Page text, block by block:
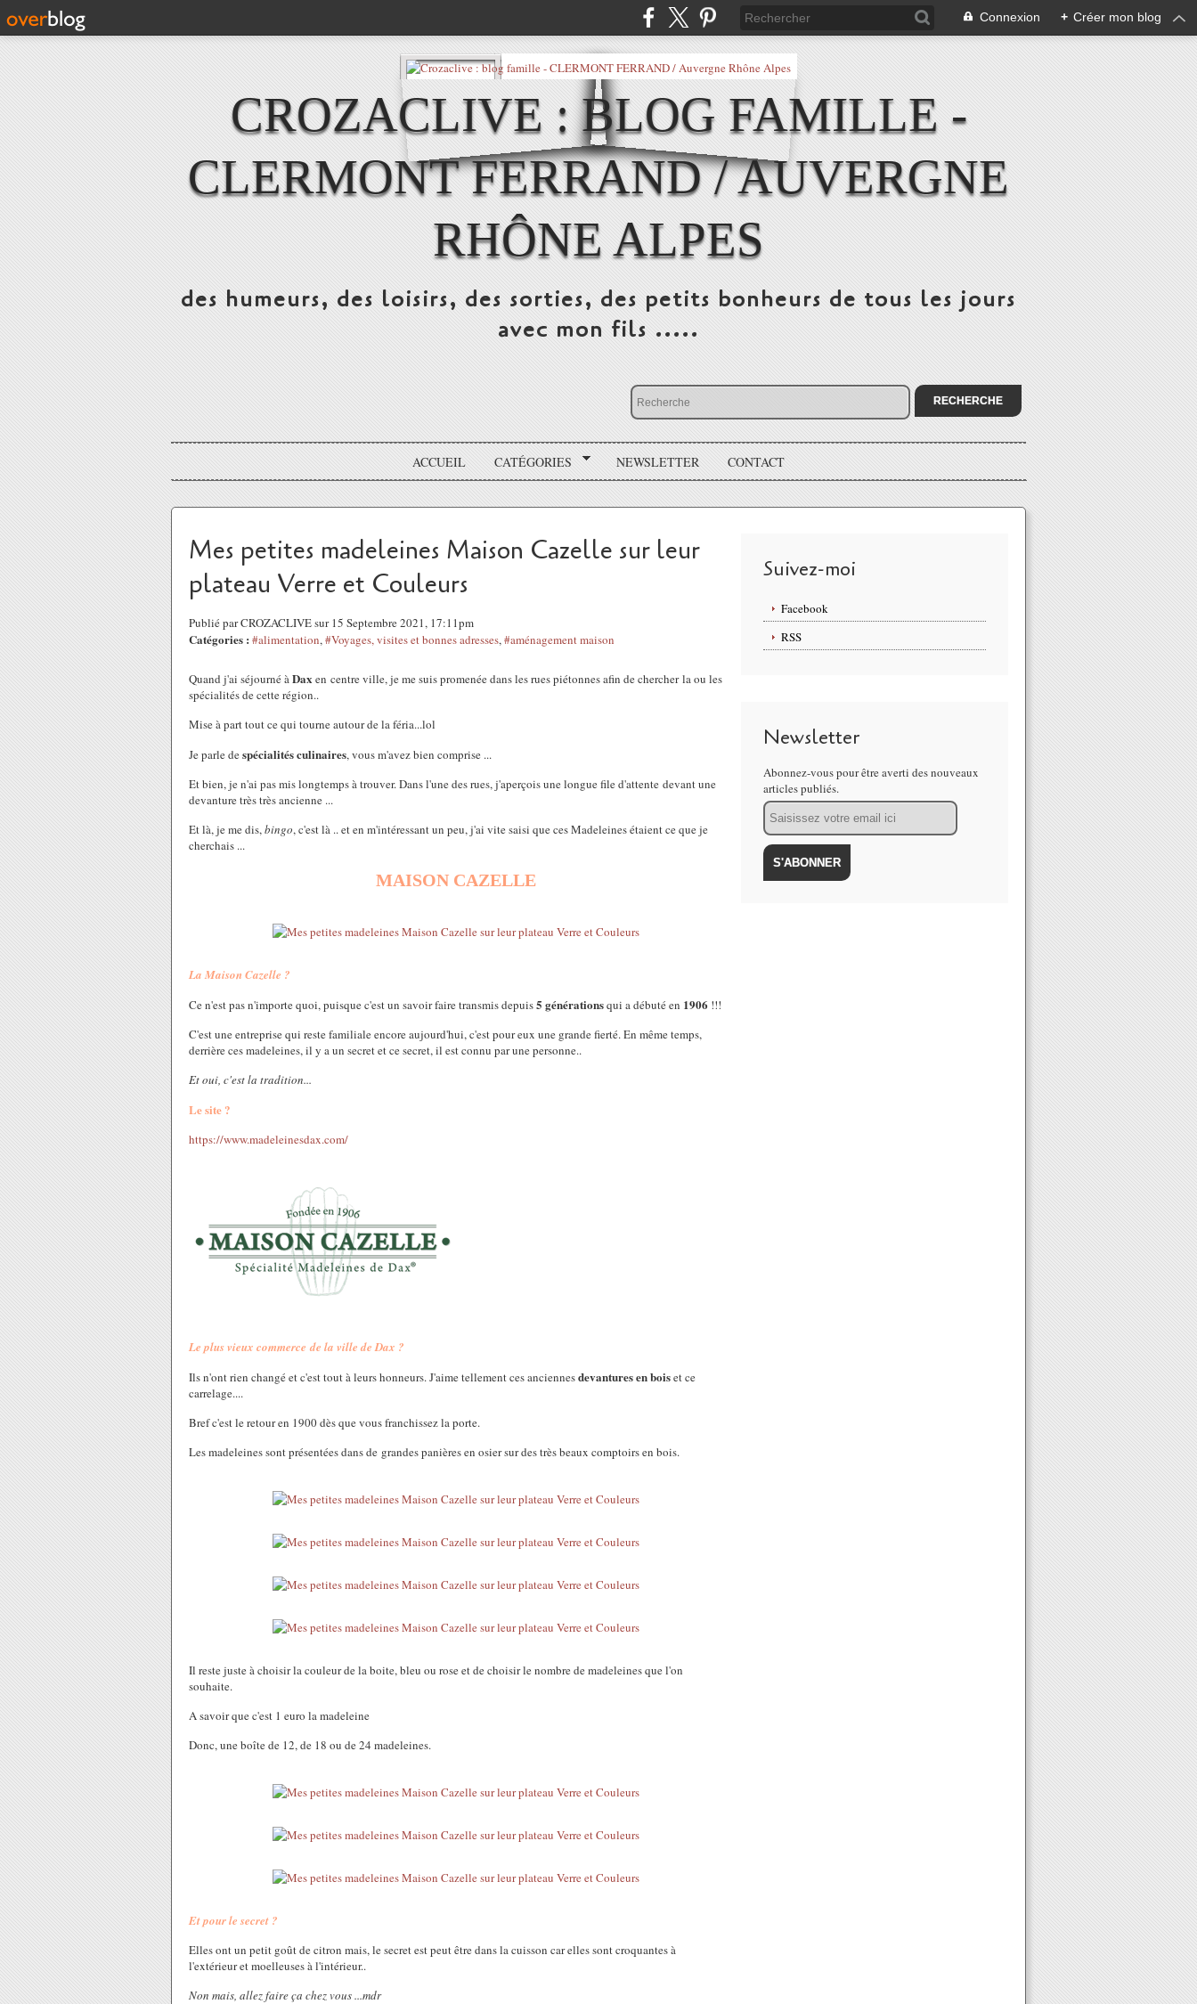
Connexion + Créer mon blog
CROZACLIVE : BLOG FAMILLE -
CLERMONT FERRAND / AUVERGNE
RHÔNE ALPES
des humeurs, des loisirs, des sorties, des petits bonheurs de tous les jours
avec mon fils .....
ACCUEIL CATÉGORIES NEWSLETTER CONTACT
Mes petites madeleines Maison Cazelle sur leur
plateau Verre et Couleurs
Publié par CROZACLIVE sur 15 Septembre 2021, 17:11pm
Catégories : #alimentation,#Voyages, visites et bonnes adresses,#aménagement maison
Quand j'ai séjourné àDax en centre ville, je me suis promenée dans les rues piétonnes afin de chercher la ou les
spécialités de cette région..
Mise à part tout ce qui tourne autour de la féria...lol
Je parle despécialités culinaires, vous m'avez bien comprise ...
Et bien, je n'ai pas mis longtemps à trouver. Dans l'une des rues, j'aperçois une longue file d'attente devant une
devanture très très ancienne ...
Et là, je me dis,bingo, c'est là .. et en m'intéressant un peu, j'ai vite saisi que ces Madeleines étaient ce que je
cherchais ...
MAISON CAZELLE
La Maison Cazelle ?
Ce n'est pas n'importe quoi, puisque c'est un savoir faire transmis depuis5 générationsqui a débuté en 1906 !!!
C'est une entreprise qui reste familiale encore aujourd'hui, c'est pour eux une grande fierté. En même temps,
derrière ces madeleines, il y a un secret et ce secret, il est connu par une personne..
Et oui, c'est la tradition...
Le site ?
https://www.madeleinesdax.com/
Le plus vieux commerce de la ville de Dax ?
Ils n'ont rien changé et c'est tout à leurs honneurs. J'aime tellement ces anciennesdevantures en boiset ce
carrelage....
Bref c'est le retour en 1900 dès que vous franchissez la porte.
Les madeleines sont présentées dans de grandes panières en osier sur des très beaux comptoirs en bois.
Il reste juste à choisir la couleur de la boite, bleu ou rose et de choisir le nombre de madeleines que l'on
souhaite.
A savoir que c'est 1 euro la madeleine
Donc, une boîte de 12, de 18 ou de 24 madeleines.
Et pour le secret ?
Elles ont un petit goût de citron mais, le secret est peut être dans la cuisson car elles sont croquantes à
l'extérieur et moelleuses à l'intérieur..
Non mais, allez faire ça chez vous ...mdr
Suivez-moi
Facebook
RSS
Newsletter
Abonnez-vous pour être averti des nouveaux
articles publiés.
Email